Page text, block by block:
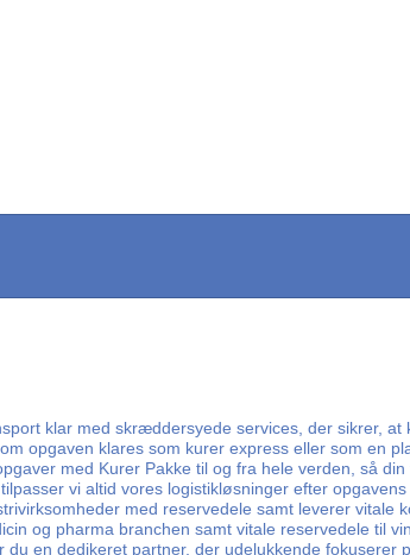
klar med skræddersyede services, der sikrer,
opgaven klares som kurer express eller som en
med Kurer Pakke til og fra hele verden, så
vi altid vores logistikløsninger efter
med reservedele samt leverer vitale
og pharma branchen samt vitale reservedele til
en dedikeret partner, der udelukkende fokuserer